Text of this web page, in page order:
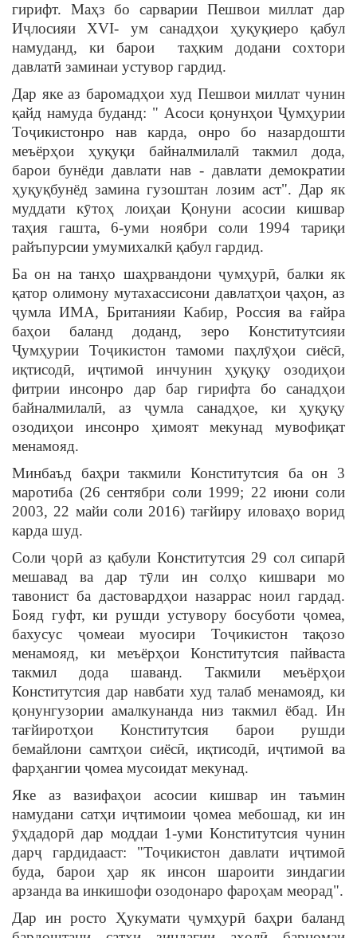
гирифт. Маҳз бо сарварии Пешвои миллат дар
Иҷлосияи ХVI- ум санадҳои ҳуқуқиеро қабул
намуданд, ки барои таҳким додани сохтори
давлатӣ заминаи устувор гардид.
Дар яке аз баромадҳои худ Пешвои миллат чунин
қайд намуда буданд: " Асоси қонунҳои Ҷумҳурии
Тоҷикистонро нав карда, онро бо назардошти
меъёрҳои ҳуқуқи байналмилалӣ такмил дода,
барои бунёди давлати нав - давлати демократии
ҳуқуқбунёд замина гузоштан лозим аст". Дар як
муддати кӯтоҳ лоиҳаи Қонуни асосии кишвар
таҳия гашта, 6-уми ноябри соли 1994 тариқи
райъпурсии умумихалкӣ қабул гардид.
Ба он на танҳо шаҳрвандони ҷумҳурӣ, балки як
қатор олимону мутахассисони давлатҳои ҷаҳон, аз
ҷумла ИМА, Британияи Кабир, Россия ва ғайра
баҳои баланд доданд, зеро Конститутсияи
Ҷумҳурии Тоҷикистон тамоми паҳлӯҳои сиёсӣ,
иқтисодӣ, иҷтимоӣ инчунин ҳуқуқу озодиҳои
фитрии инсонро дар бар гирифта бо санадҳои
байналмилалӣ, аз ҷумла санадҳое, ки ҳуқуқу
озодиҳои инсонро ҳимоят мекунад мувофиқат
менамояд.
Минбаъд баҳри такмили Конститутсия ба он 3
маротиба (26 сентябри соли 1999; 22 июни соли
2003, 22 майи соли 2016) тағйиру иловаҳо ворид
карда шуд.
Соли ҷорӣ аз қабули Конститутсия 29 сол сипарӣ
мешавад ва дар тӯли ин солҳо кишвари мо
тавонист ба дастовардҳои назаррас ноил гардад.
Бояд гуфт, ки рушди устувору босуботи ҷомеа,
бахусус ҷомеаи муосири Тоҷикистон тақозо
менамояд, ки меъёрҳои Конститутсия пайваста
такмил дода шаванд. Такмили меъёрҳои
Конститутсия дар навбати худ талаб менамояд, ки
қонунгузории амалкунанда низ такмил ёбад. Ин
тағйиротҳои Конститутсия барои рушди
бемайлони самтҳои сиёсӣ, иқтисодӣ, иҷтимоӣ ва
фарҳангии ҷомеа мусоидат мекунад.
Яке аз вазифаҳои асосии кишвар ин таъмин
намудани сатҳи иҷтимоии ҷомеа мебошад, ки ин
ӯҳдадорӣ дар моддаи 1-уми Конститутсия чунин
дарҷ гардидааст: "Тоҷикистон давлати иҷтимоӣ
буда, барои ҳар як инсон шароити зиндагии
арзанда ва инкишофи озодонаро фароҳам меорад".
Дар ин росто Ҳукумати ҷумҳурӣ баҳри баланд